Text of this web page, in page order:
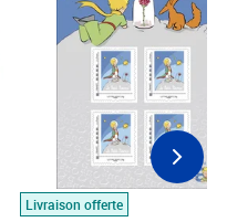
Livraison offerte